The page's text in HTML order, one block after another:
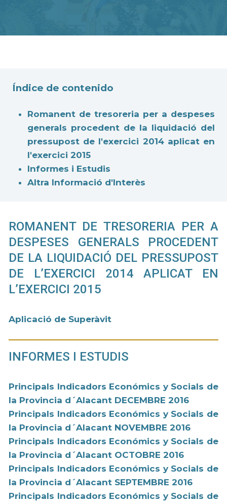
Índice de contenido
Romanent de tresoreria per a despeses
generals procedent de la liquidació del
pressupost de l'exercici 2014 aplicat en
l'exercici 2015
Informes i Estudis
Altra Informació d'Interès
ROMANENT DE TRESORERIA PER A
DESPESES GENERALS PROCEDENT
DE LA LIQUIDACIÓ DEL PRESSUPOST
DE L’EXERCICI 2014 APLICAT EN
L’EXERCICI 2015
Aplicació de Superàvit
INFORMES I ESTUDIS
Principals Indicadors Económics y Socials de
la Provincia d´Alacant DECEMBRE 2016
Principals Indicadors Económics y Socials de
la Provincia d´Alacant NOVEMBRE 2016
Principals Indicadors Económics y Socials de
la Provincia d´Alacant OCTOBRE 2016
Principals Indicadors Económics y Socials de
la Provincia d´Alacant SEPTEMBRE 2016
Principals Indicadors Económics y Socials de